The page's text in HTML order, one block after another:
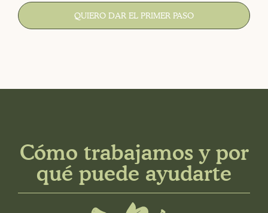
QUIERO DAR EL PRIMER PASO
Cómo trabajamos y por
qué puede ayudarte